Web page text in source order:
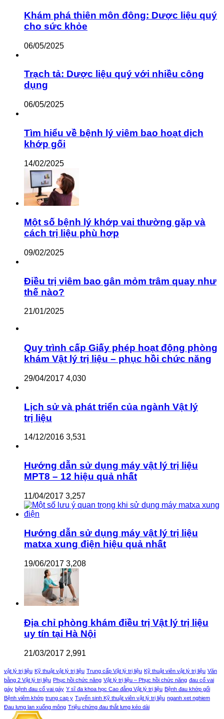
Khám phá thiên môn đông: Dược liệu quý
cho sức khỏe
06/05/2025
Trạch tả: Dược liệu quý với nhiều công
dụng
06/05/2025
Tìm hiểu về bệnh lý viêm bao hoạt dịch
khớp gối
14/02/2025
Một số bệnh lý khớp vai thường gặp và
cách trị liệu phù hợp
09/02/2025
Điều trị viêm bao gân mỏm trâm quay như
thế nào?
21/01/2025
Quy trình cấp Giấy phép hoạt động phòng
khám Vật lý trị liệu – phục hồi chức năng
29/04/2017 4,030
Lịch sử và phát triển của ngành Vật lý
trị liệu
14/12/2016 3,531
Hướng dẫn sử dụng máy vật lý trị liệu
MPT8 – 12 hiệu quả nhất
11/04/2017 3,257
Hướng dẫn sử dụng máy vật lý trị liệu
matxa xung điện hiệu quả nhất
19/06/2017 3,208
Địa chỉ phòng khám điều trị Vật lý trị liệu
uy tín tại Hà Nội
21/03/2017 2,991
vật lý trị liệu Kỹ thuật vật lý trị liệu Trung cấp Vật lý trị liệu Kỹ thuật viên vật lý trị liệu Văn
bằng 2 Vật lý trị liệu Phục hồi chức năng Vật lý trị liệu – Phục hồi chức năng đau cổ vai
gáy bệnh đau cổ vai gáy Y sĩ đa khoa học Cao đẳng Vật lý trị liệu Bệnh đau khớp gối
Bệnh viêm khớp trung cap y Tuyển sinh Kỹ thuật viên vật lý trị liệu nganh xet nghiem
Đau lưng lan xuống mông Triệu chứng đau thắt lưng kéo dài